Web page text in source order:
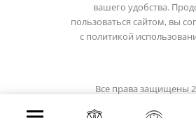
вашего удобства.
пользоваться сайтом, вы
с политикой
Все права защищены